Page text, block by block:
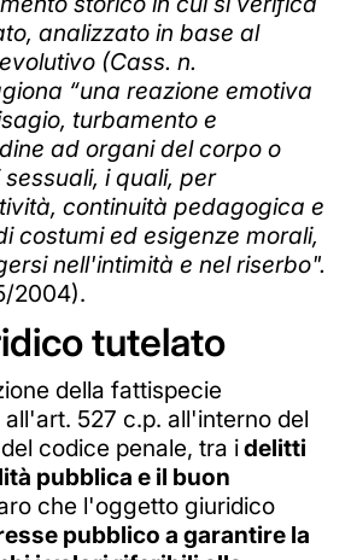
analizzato in base al
(Cass. n.
“una reazione emotiva
turbamento e
ad organi del corpo o
i quali, per
continuità pedagogica e
costumi ed esigenze morali,
nell'intimità e nel riserbo".
2004).
tutelato
della fattispecie
527 c.p. all'interno del
codice penale, tra idelitti
pubblica e il buon
che l'oggetto giuridico
pubblico a garantire la